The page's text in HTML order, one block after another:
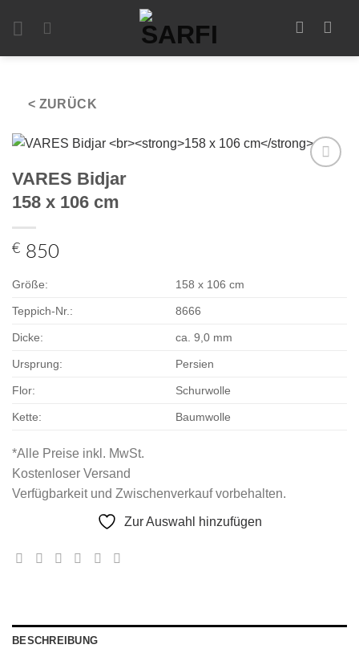
< ZURÜCK
VARES Bidjar
158 x 106 cm
€ 850
Größe: 158 x 106 cm
Teppich-Nr.: 8666
Dicke: ca. 9,0 mm
Ursprung: Persien
Flor: Schurwolle
Kette: Baumwolle
*Alle Preise inkl. MwSt.
Kostenloser Versand
Verfügbarkeit und Zwischenverkauf vorbehalten.
Zur Auswahl hinzufügen
BESCHREIBUNG